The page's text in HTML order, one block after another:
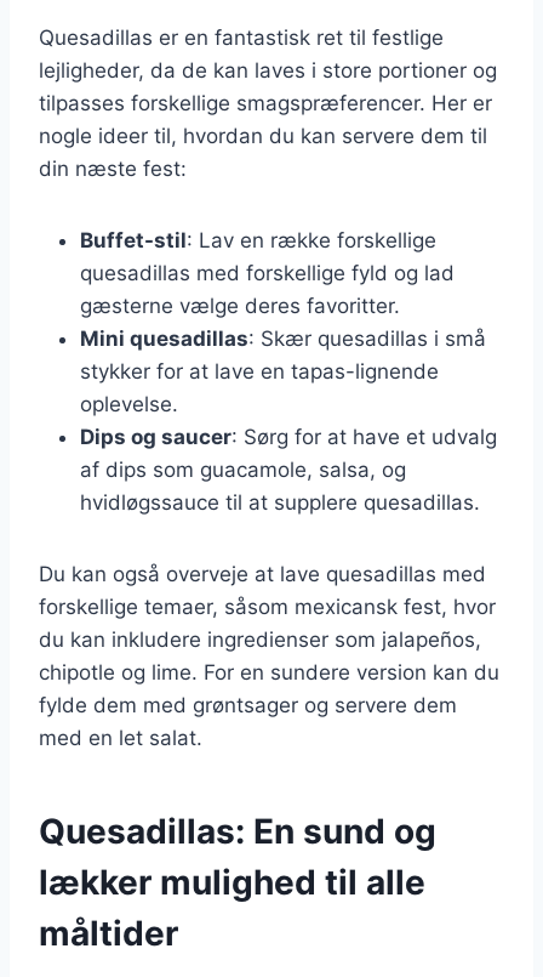
Quesadillas er en fantastisk ret til festlige
lejligheder, da de kan laves i store portioner og
tilpasses forskellige smagspræferencer. Her er
nogle ideer til, hvordan du kan servere dem til
din næste fest:
Buffet-stil: Lav en række forskellige
quesadillas med forskellige fyld og lad
gæsterne vælge deres favoritter.
Mini quesadillas: Skær quesadillas i små
stykker for at lave en tapas-lignende
oplevelse.
Dips og saucer: Sørg for at have et udvalg
af dips som guacamole, salsa, og
hvidløgssauce til at supplere quesadillas.
Du kan også overveje at lave quesadillas med
forskellige temaer, såsom mexicansk fest, hvor
du kan inkludere ingredienser som jalapeños,
chipotle og lime. For en sundere version kan du
fylde dem med grøntsager og servere dem
med en let salat.
Quesadillas: En sund og
lækker mulighed til alle
måltider